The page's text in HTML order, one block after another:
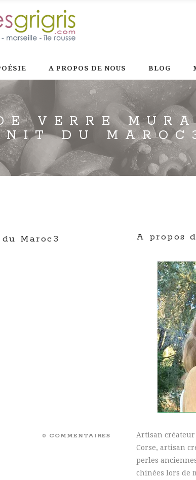
A PROPOS DE NOUS BLOG
VERRE
DU
Maroc3
0 COMMENTAIRES
A propos
Artisan créateur
Corse, artisan
perles
chinées lors de